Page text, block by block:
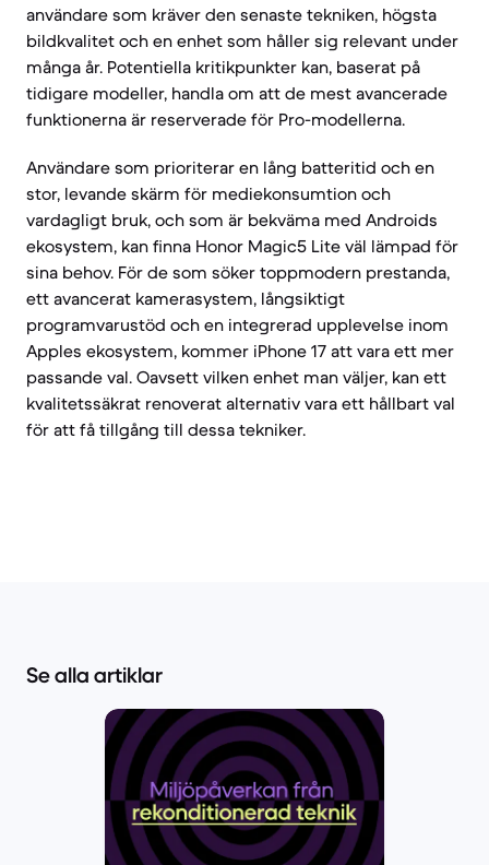
användare som kräver den senaste tekniken, högsta
bildkvalitet och en enhet som håller sig relevant under
många år. Potentiella kritikpunkter kan, baserat på
tidigare modeller, handla om att de mest avancerade
funktionerna är reserverade för Pro-modellerna.
Användare som prioriterar en lång batteritid och en
stor, levande skärm för mediekonsumtion och
vardagligt bruk, och som är bekväma med Androids
ekosystem, kan finna Honor Magic5 Lite väl lämpad för
sina behov. För de som söker toppmodern prestanda,
ett avancerat kamerasystem, långsiktigt
programvarustöd och en integrerad upplevelse inom
Apples ekosystem, kommer iPhone 17 att vara ett mer
passande val. Oavsett vilken enhet man väljer, kan ett
kvalitetssäkrat renoverat alternativ vara ett hållbart val
för att få tillgång till dessa tekniker.
Se alla artiklar